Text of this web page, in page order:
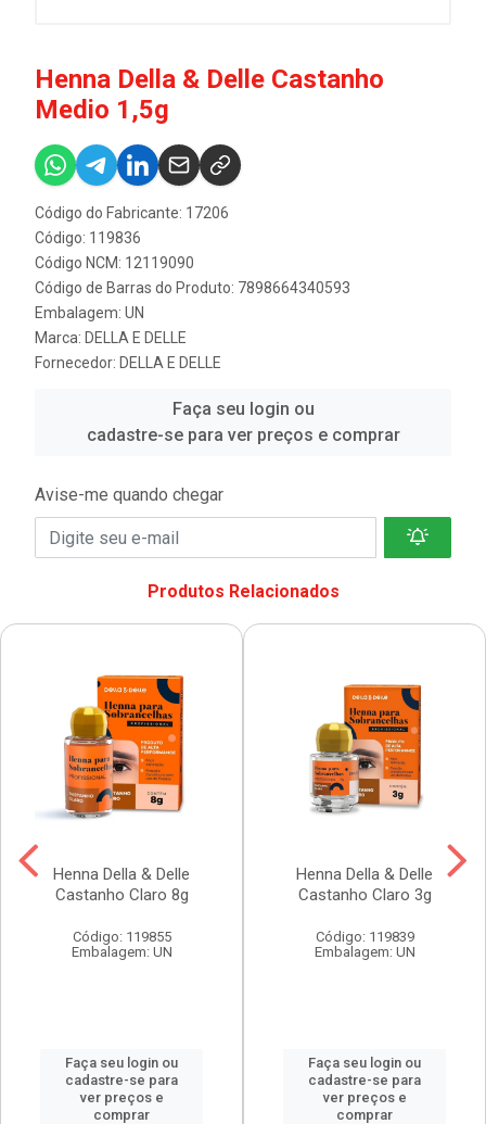
Henna Della & Delle Castanho
Medio 1,5g
Código do Fabricante: 17206
Código: 119836
Código NCM: 12119090
Código de Barras do Produto: 7898664340593
Embalagem: UN
Marca: DELLA E DELLE
Fornecedor: DELLA E DELLE
Faça seu login ou
cadastre-se para ver preços e comprar
Avise-me quando chegar
Produtos Relacionados
Henna Della & Delle
Castanho Claro 8g
Código: 119855
Embalagem: UN
Faça seu login ou
cadastre-se para
ver preços e
comprar
Henna Della & Delle
Castanho Claro 3g
Código: 119839
Embalagem: UN
Faça seu login ou
cadastre-se para
ver preços e
comprar